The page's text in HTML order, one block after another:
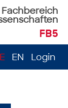
Fachbereich
FB5
EN Login